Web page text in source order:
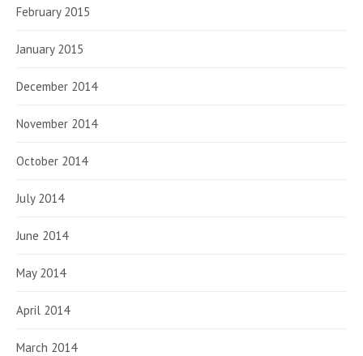
February 2015
January 2015
December 2014
November 2014
October 2014
July 2014
June 2014
May 2014
April 2014
March 2014